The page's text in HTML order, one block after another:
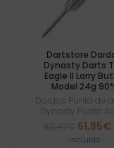
Dartstore
Dynasty Darts
Eagle II Larry
Model 24g
Dardos Punta de
Dynasty Punta
El
precio
61,85€
incluido